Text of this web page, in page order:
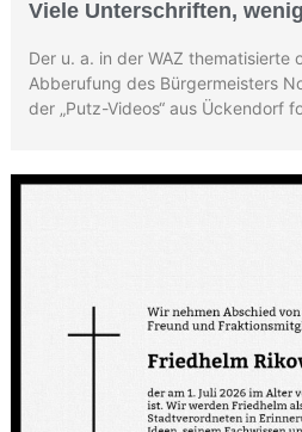
Viele Unterschriften,
Der u. a. in der WAZ thematisierte
Abberufung des Bürgermeisters
der „Putz-Videos“ aus Ückendorf